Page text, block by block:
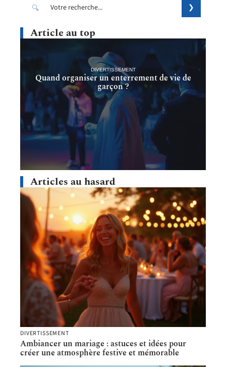
Article au top
DIVERTISSEMENT
Quand organiser un enterrement de vie de
garçon ?
Articles au hasard
DIVERTISSEMENT
Ambiancer un mariage : astuces et idées pour
créer une atmosphère festive et mémorable